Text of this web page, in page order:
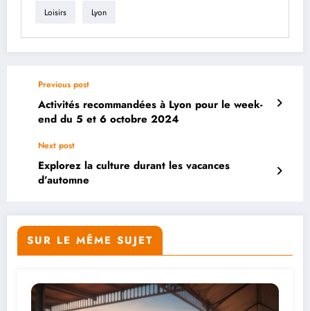
Loisirs Lyon
Previous post
Activités recommandées à Lyon pour le week-
end du 5 et 6 octobre 2024
Next post
Explorez la culture durant les vacances
d’automne
SUR LE MÊME SUJET